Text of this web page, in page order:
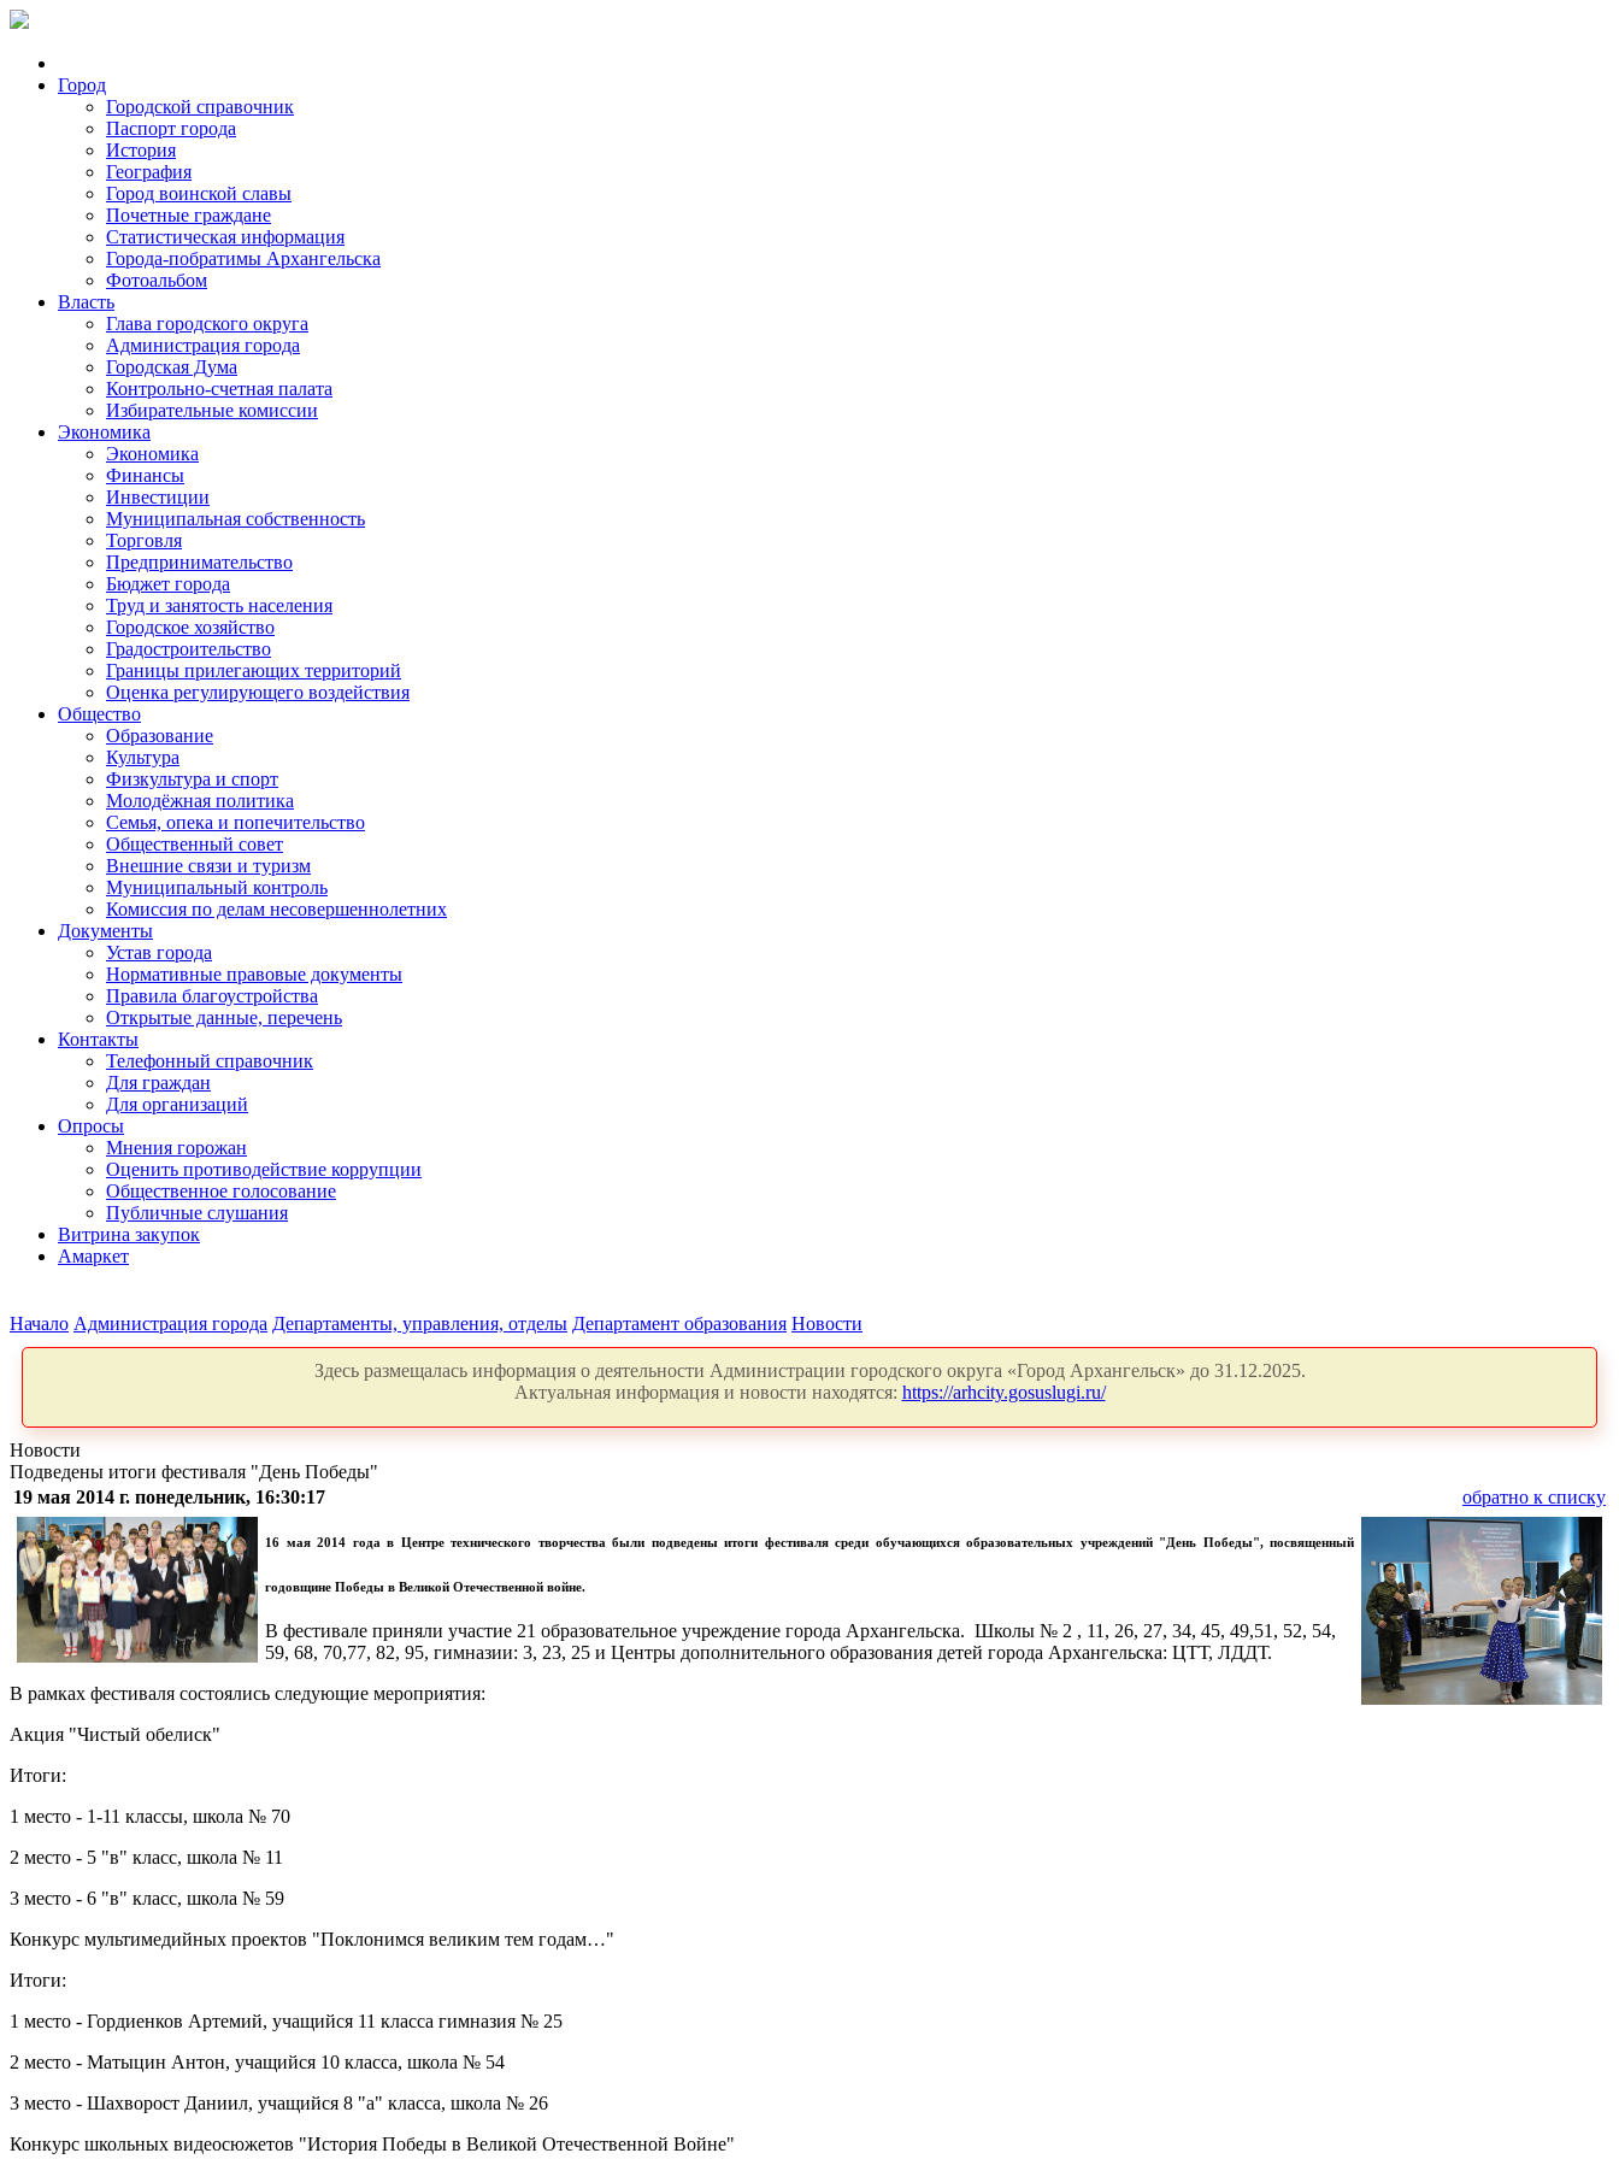
Город
Городской справочник
Паспорт города
История
География
Город воинской славы
Почетные граждане
Статистическая информация
Города-побратимы Архангельска
Фотоальбом
Власть
Глава городского округа
Администрация города
Городская Дума
Контрольно-счетная палата
Избирательные комиссии
Экономика
Экономика
Финансы
Инвестиции
Муниципальная собственность
Торговля
Предпринимательство
Бюджет города
Труд и занятость населения
Городское хозяйство
Градостроительство
Границы прилегающих территорий
Оценка регулирующего воздействия
Общество
Образование
Культура
Физкультура и спорт
Молодёжная политика
Семья, опека и попечительство
Общественный совет
Внешние связи и туризм
Муниципальный контроль
Комиссия по делам несовершеннолетних
Документы
Устав города
Нормативные правовые документы
Правила благоустройства
Открытые данные, перечень
Контакты
Телефонный справочник
Для граждан
Для организаций
Опросы
Мнения горожан
Оценить противодействие коррупции
Общественное голосование
Публичные слушания
Витрина закупок
Амаркет
Начало Администрация города Департаменты, управления, отделы Департамент образования Новости
Здесь размещалась информация о деятельности Администрации городского округа «Город Архангельск» до 31.12.2025.
Актуальная информация и новости находятся: https://arhcity.gosuslugi.ru/
Новости
Подведены итоги фестиваля "День Победы"
19 мая 2014 г. понедельник, 16:30:17
обратно к списку
16 мая 2014 года в Центре технического творчества были подведены итоги фестиваля среди обучающихся образовательных учреждений "День Победы", посвященный
годовщине Победы в Великой Отечественной войне.
В фестивале приняли участие 21 образовательное учреждение города Архангельска. Школы № 2 , 11, 26, 27, 34, 45, 49,51, 52, 54,
59, 68, 70,77, 82, 95, гимназии: 3, 23, 25 и Центры дополнительного образования детей города Архангельска: ЦТТ, ЛДДТ.
В рамках фестиваля состоялись следующие мероприятия:
Акция "Чистый обелиск"
Итоги:
1 место - 1-11 классы, школа № 70
2 место - 5 "в" класс, школа № 11
3 место - 6 "в" класс, школа № 59
Конкурс мультимедийных проектов "Поклонимся великим тем годам…"
Итоги:
1 место - Гордиенков Артемий, учащийся 11 класса гимназия № 25
2 место - Матыцин Антон, учащийся 10 класса, школа № 54
3 место - Шахворост Даниил, учащийся 8 "а" класса, школа № 26
Конкурс школьных видеосюжетов "История Победы в Великой Отечественной Войне"